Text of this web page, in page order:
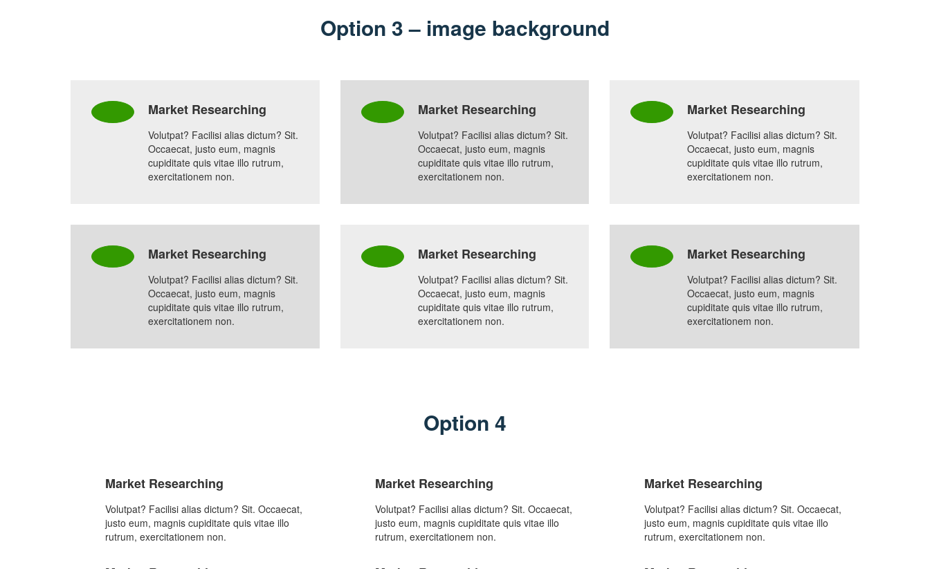
Option 3 – image background
Market Researching
Volutpat? Facilisi alias dictum? Sit.
Occaecat, justo eum, magnis
cupiditate quis vitae illo rutrum,
exercitationem non.
Market Researching
Volutpat? Facilisi alias dictum? Sit.
Occaecat, justo eum, magnis
cupiditate quis vitae illo rutrum,
exercitationem non.
Market Researching
Volutpat? Facilisi alias dictum? Sit.
Occaecat, justo eum, magnis
cupiditate quis vitae illo rutrum,
exercitationem non.
Market Researching
Volutpat? Facilisi alias dictum? Sit.
Occaecat, justo eum, magnis
cupiditate quis vitae illo rutrum,
exercitationem non.
Market Researching
Volutpat? Facilisi alias dictum? Sit.
Occaecat, justo eum, magnis
cupiditate quis vitae illo rutrum,
exercitationem non.
Market Researching
Volutpat? Facilisi alias dictum? Sit.
Occaecat, justo eum, magnis
cupiditate quis vitae illo rutrum,
exercitationem non.
Option 4
Market Researching
Volutpat? Facilisi alias dictum? Sit. Occaecat,
justo eum, magnis cupiditate quis vitae illo
rutrum, exercitationem non.
Market Researching
Volutpat? Facilisi alias dictum? Sit. Occaecat,
justo eum, magnis cupiditate quis vitae illo
rutrum, exercitationem non.
Market Researching
Volutpat? Facilisi alias dictum? Sit. Occaecat,
justo eum, magnis cupiditate quis vitae illo
rutrum, exercitationem non.